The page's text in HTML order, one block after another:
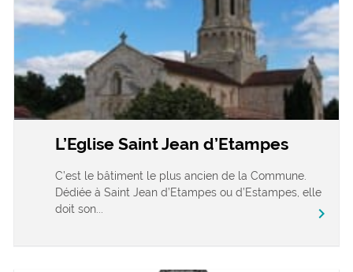
L’Eglise Saint Jean d’Etampes
C’est le bâtiment le plus ancien de la Commune.
Dédiée à Saint Jean d’Etampes ou d’Estampes, elle
doit son...
chevron_right